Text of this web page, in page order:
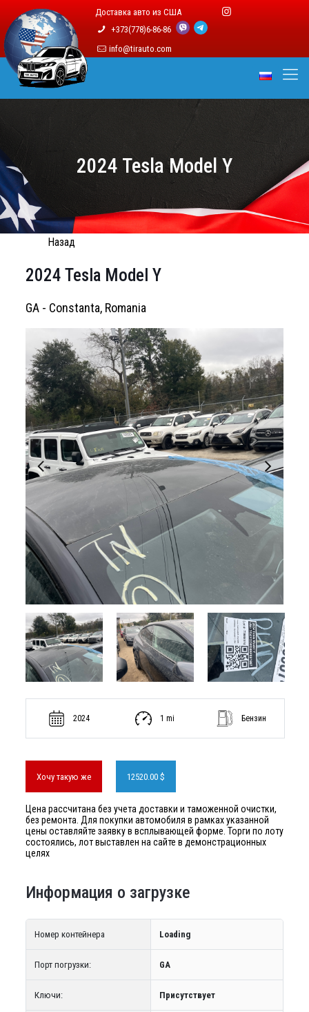
Доставка авто из США
+373(778)6-86-86
info@tirauto.com
2024 Tesla Model Y
Назад
2024 Tesla Model Y
GA - Constanta, Romania
2024 1 mi Бензин
Хочу такую же 12520.00 $
Цена рассчитана без учета доставки и таможенной очистки,
без ремонта. Для покупки автомобиля в рамках указанной
цены оставляйте заявку в всплывающей форме. Торги по лоту
состоялись, лот выставлен на сайте в демонстрационных
целях
Информация о загрузке
Номер контейнера Loading
Порт погрузки: GA
Ключи: Присутствует